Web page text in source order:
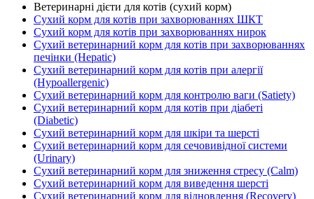
Ветеринарні дієти для котів (сухий корм)
Сухий корм для котів при захворюваннях ШКТ
Сухий корм для котів при захворюваннях нирок
Сухий ветеринарний корм для котів при захворюваннях
печінки (Hepatic)
Сухий ветеринарний корм для котів при алергії
(Hypoallergenic)
Сухий ветеринарний корм для контролю ваги (Satiety)
Сухий ветеринарний корм для котів при діабеті
(Diabetic)
Сухий ветеринарний корм для шкіри та шерсті
Сухий ветеринарний корм для сечовивідної системи
(Urinary)
Сухий ветеринарний корм для зниження стресу (Calm)
Сухий ветеринарний корм для виведення шерсті
Сухий ветеринарний корм для відновлення (Recovery)